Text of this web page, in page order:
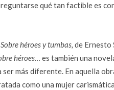
qué tan factible es
Sobre héroes y tumbas, de Ernesto
héroes… es también una
más diferente. En aquella
como una mujer